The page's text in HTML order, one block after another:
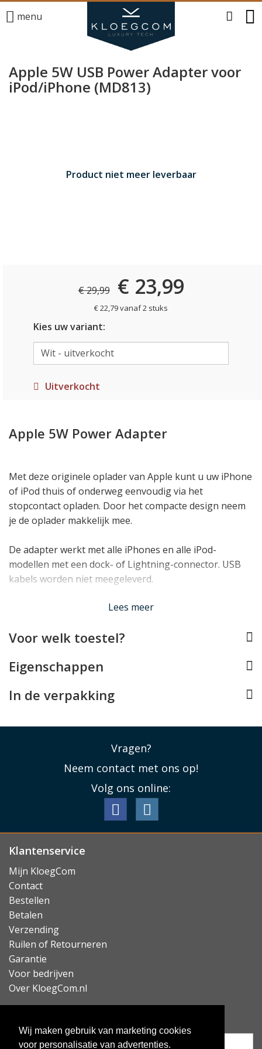
Wij maken gebruik van marketing cookies
voor personalisatie van advertenties.
menu
Apple 5W USB Power Adapter voor
iPod/iPhone (MD813)
Product niet meer leverbaar
€ 29,99 € 23,99
€ 22,79 vanaf 2 stuks
Kies uw variant:
Uitverkocht
Apple 5W Power Adapter
Met deze originele oplader van Apple kunt u uw iPhone
of iPod thuis of onderweg eenvoudig via het
stopcontact opladen. Door het compacte design neem
je de oplader makkelijk mee.
De adapter werkt met alle iPhones en alle iPod-
modellen met een dock- of Lightning-connector. USB
kabels worden niet meegeleverd.
Lees minder
Lees meer
Voor welk toestel?
Eigenschappen
In de verpakking
Vragen?
Neem contact met ons op!
Volg ons online:
Klantenservice
Mijn KloegCom
Contact
Bestellen
Betalen
Verzending
Ruilen of Retourneren
Garantie
Voor bedrijven
Over KloegCom.nl